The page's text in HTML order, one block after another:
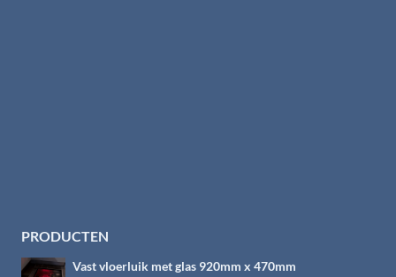
PRODUCTEN
Vast vloerluik met glas 920mm x 470mm